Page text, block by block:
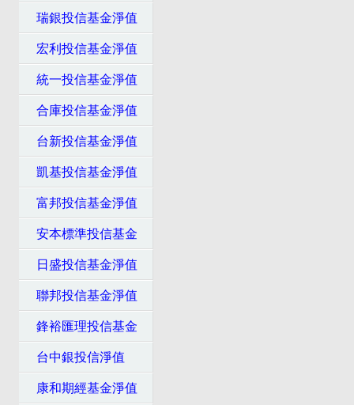
瑞銀投信基金淨值
宏利投信基金淨值
統一投信基金淨值
合庫投信基金淨值
台新投信基金淨值
凱基投信基金淨值
富邦投信基金淨值
安本標準投信基金
日盛投信基金淨值
聯邦投信基金淨值
鋒裕匯理投信基金
台中銀投信淨值
康和期經基金淨值